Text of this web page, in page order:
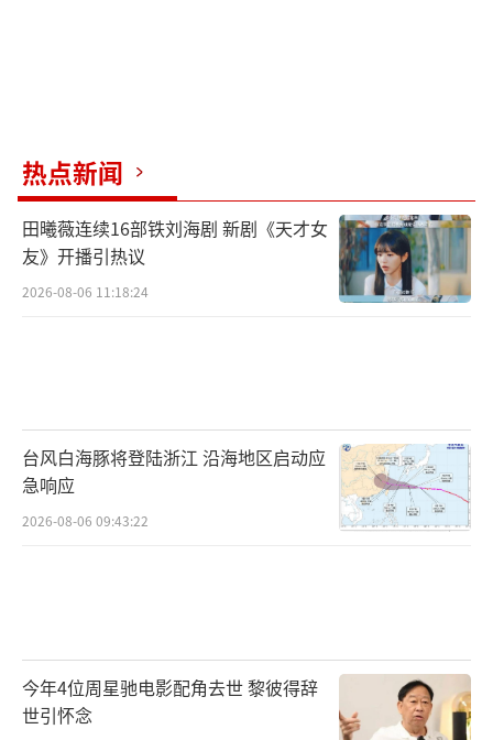
热点新闻
田曦薇连续16部铁刘海剧 新剧《天才女
友》开播引热议
2026-08-06 11:18:24
台风白海豚将登陆浙江 沿海地区启动应
急响应
2026-08-06 09:43:22
今年4位周星驰电影配角去世 黎彼得辞
世引怀念